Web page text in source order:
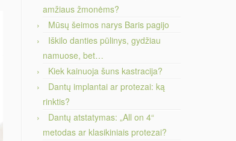
amžiaus žmonėms?
Mūsų šeimos narys Baris pagijo
Iškilo danties pūlinys, gydžiau
namuose, bet…
Kiek kainuoja šuns kastracija?
Dantų implantai ar protezai: ką
rinktis?
Dantų atstatymas: „All on 4“
metodas ar klasikiniais protezai?